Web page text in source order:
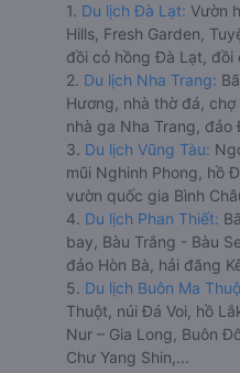
1. Du lịch Đà Lạt: Vườn
Hills, Fresh Garden,
đồi cỏ hồng Đà Lạt, đồi
2. Du lịch Nha Trang:
Hương, nhà thờ đá, chợ
nhà ga Nha Trang, đảo
3. Du lịch Vũng Tàu:
mũi Nghinh Phong, hồ
vườn quốc gia Bình
4. Du lịch Phan Thiết:
bay, Bàu Trắng - Bàu
đảo Hòn Bà, hải đăng
5. Du lịch Buôn Ma
Thuột, núi Đá Voi, hồ
Nur – Gia Long, Buôn
Chư Yang Shin,...